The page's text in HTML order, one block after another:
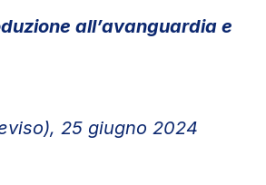
all’avanguardia e
25 giugno 2024